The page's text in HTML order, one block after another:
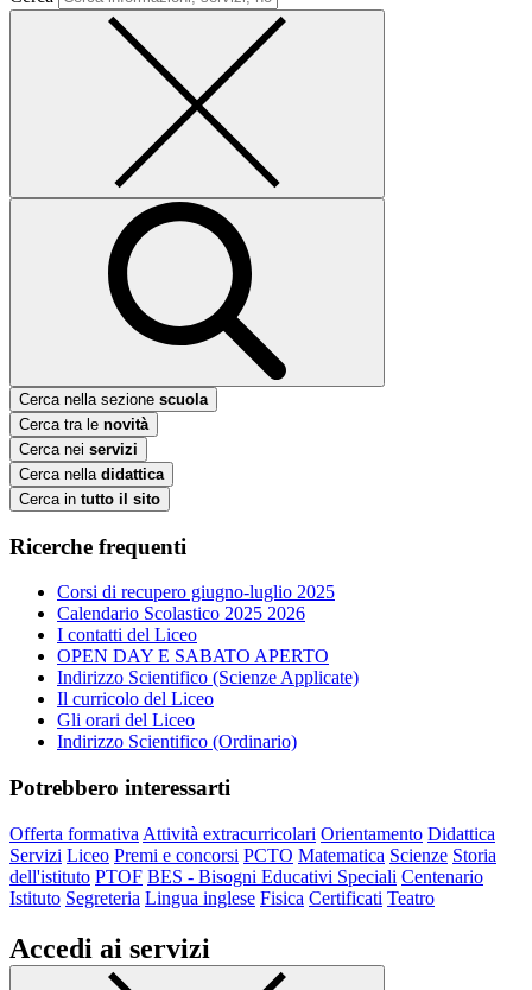
Cerca nella sezione scuola
Cerca tra le novità
Cerca nei servizi
Cerca nella didattica
Cerca in tutto il sito
Ricerche frequenti
Corsi di recupero giugno-luglio 2025
Calendario Scolastico 2025 2026
I contatti del Liceo
OPEN DAY E SABATO APERTO
Indirizzo Scientifico (Scienze Applicate)
Il curricolo del Liceo
Gli orari del Liceo
Indirizzo Scientifico (Ordinario)
Potrebbero interessarti
Offerta formativa Attività extracurricolari Orientamento Didattica
Servizi Liceo Premi e concorsi PCTO Matematica Scienze Storia
dell'istituto PTOF BES - Bisogni Educativi Speciali Centenario
Istituto Segreteria Lingua inglese Fisica Certificati Teatro
Accedi ai servizi